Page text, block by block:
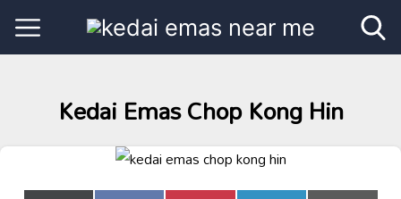
Kedai Emas Chop Kong Hin